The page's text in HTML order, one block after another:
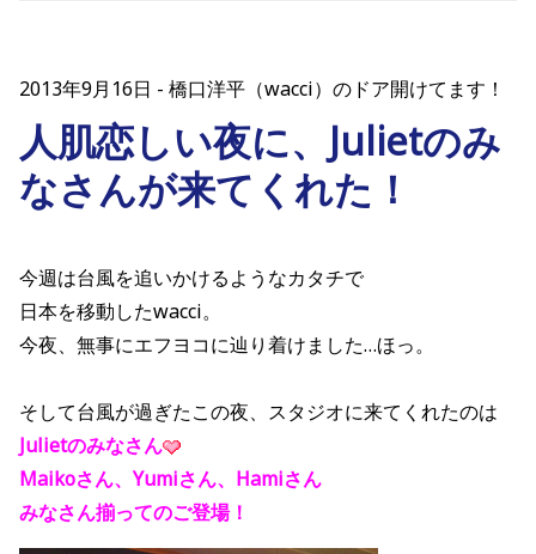
2013年9月16日 橋口洋平（wacci）のドア開けてます！
人肌恋しい夜に、Julietのみ
なさんが来てくれた！
今週は台風を追いかけるようなカタチで
日本を移動したwacci。
今夜、無事にエフヨコに辿り着けました…ほっ。
そして台風が過ぎたこの夜、スタジオに来てくれたのは
Julietのみなさん
Maikoさん、Yumiさん、Hamiさん
みなさん揃ってのご登場！